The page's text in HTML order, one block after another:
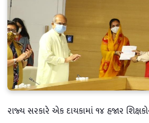
રાજ્ય સરકારે એક દાયકામાં ૧૪ હજાર